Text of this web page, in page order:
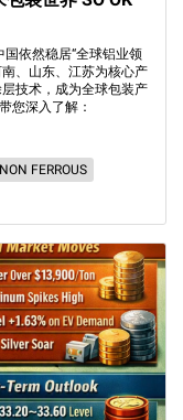
依然稳居“全球铝业领
、山东、江苏为核心产
技术，成为全球包装产
您深入了解：
FERROUS